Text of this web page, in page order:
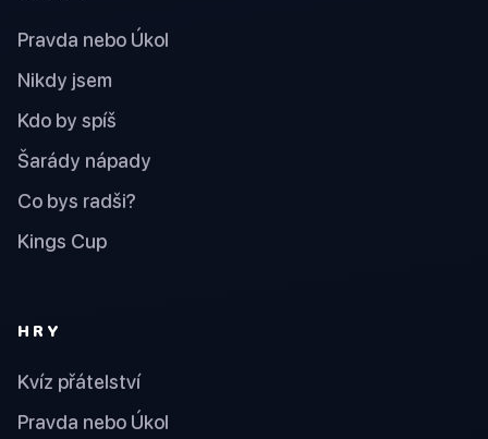
Pravda nebo Úkol
Nikdy jsem
Kdo by spíš
Šarády nápady
Co bys radši?
Kings Cup
HRY
Kvíz přátelství
Pravda nebo Úkol